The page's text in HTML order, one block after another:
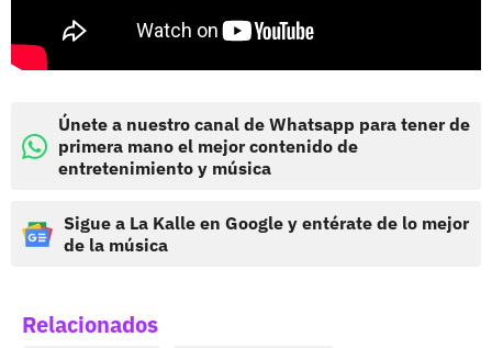
Únete a nuestro canal de Whatsapp para tener de
primera mano el mejor contenido de
entretenimiento y música
Sigue a La Kalle en Google y entérate de lo mejor
de la música
Relacionados